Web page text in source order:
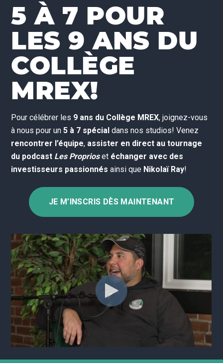
5 À 7 POUR
LES 9 ANS DU
COLLÈGE
MREX!
Pour célébrer les 9 ans du Collège MREX, joignez-vous
à nous pour un5 à 7 spécial dans nos studios! Venez
rencontrer l’équipe, assister en direct au tournage
du podcast Les Proprioset échanger avec des
investisseurs passionnés ainsi que Nikolaï Ray!
JE M’INSCRIS DÈS MAINTENANT